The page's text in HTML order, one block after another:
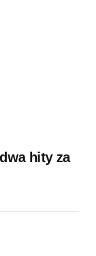
hity za